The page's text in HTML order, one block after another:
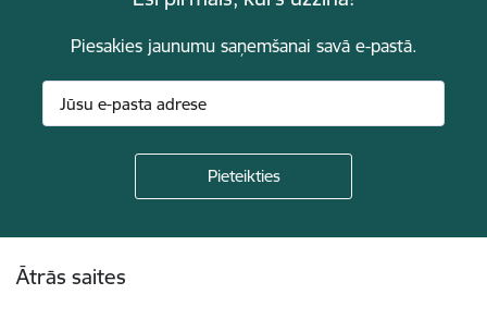
Piesakies jaunumu saņemšanai savā e-pastā.
Ātrās saites